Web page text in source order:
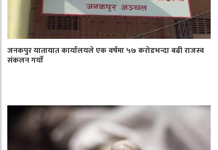
जनकपुर यातायात कार्यालयले एक वर्षमा ५७ करोडभन्दा बढी राजस्व
संकलन गर्याे